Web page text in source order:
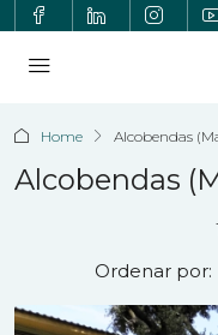
Home Alcobendas
Alcobendas
Ordenar por: